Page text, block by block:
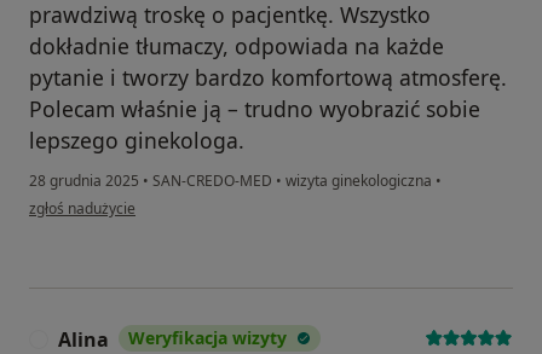
prawdziwą troskę o pacjentkę. Wszystko
dokładnie tłumaczy, odpowiada na każde
pytanie i tworzy bardzo komfortową atmosferę.
Polecam właśnie ją – trudno wyobrazić sobie
lepszego ginekologa.
28 grudnia 2025 • SAN-CREDO-MED • wizyta ginekologiczna •
w opinii użytkownika Yuliya
zgłoś nadużycie
Alina Weryfikacja wizyty